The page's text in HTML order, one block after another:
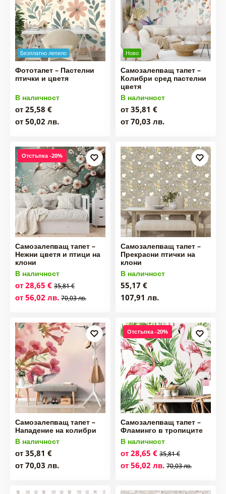
Безплатно лепило
Фототапет – Пастелни
птички и цветя
В наличност
от 25,58 €
от 50,02 лв.
Ново
Самозалепващ тапет –
Колибри сред пастелни
цветя
В наличност
от 35,81 €
от 70,03 лв.
Отстъпка -20%
Самозалепващ тапет –
Нежни цветя и птици на
клони
В наличност
от 28,65 € 35,81 €
от 56,02 лв. 70,03 лв.
Самозалепващ тапет –
Прекрасни птички на
клони
В наличност
55,17 €
107,91 лв.
Самозалепващ тапет –
Нападение на колибри
В наличност
от 35,81 €
от 70,03 лв.
Отстъпка -20%
Самозалепващ тапет –
Фламинго в тропиците
В наличност
от 28,65 € 35,81 €
от 56,02 лв. 70,03 лв.